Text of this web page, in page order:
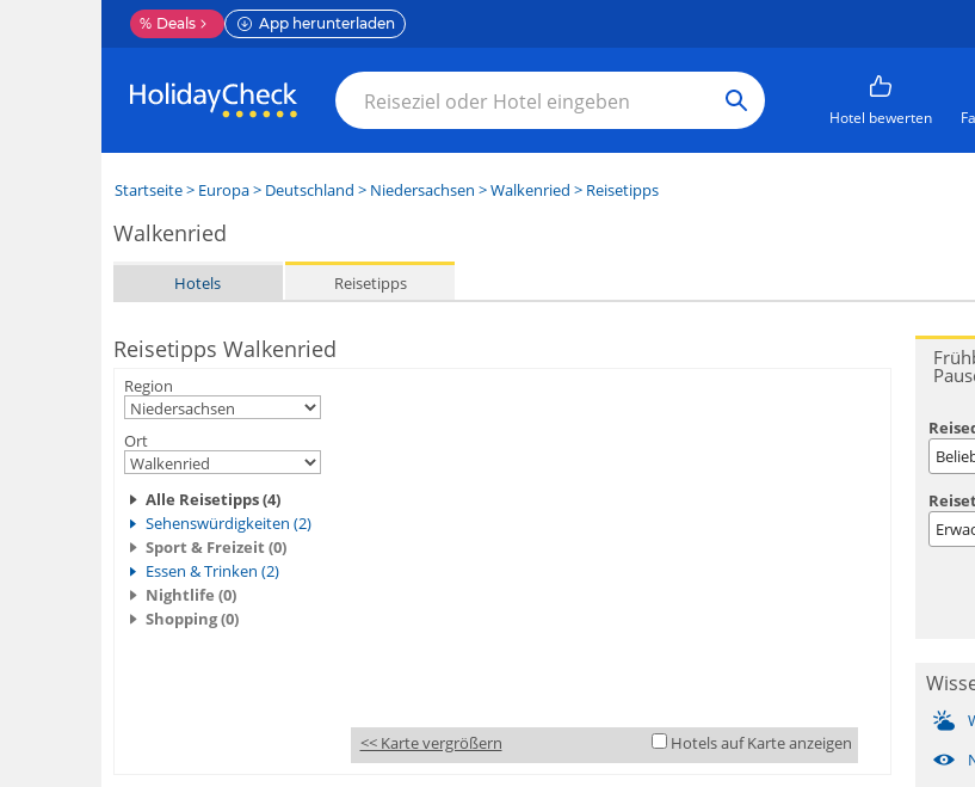
% Deals App herunterladen
Hotel bewerten
Startseite> Europa> Deutschland > Niedersachsen >Walkenried > Reisetipps
Walkenried
Hotels Reisetipps
Reisetipps Walkenried
Region
Ort
Alle Reisetipps (4)
Sehenswürdigkeiten (2)
Sport & Freizeit (0)
Essen & Trinken (2)
Nightlife (0)
Shopping (0)
<< Karte vergrößern Hotels auf Karte anzeigen